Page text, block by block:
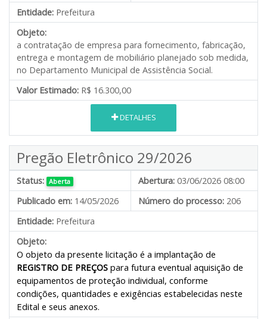
Entidade: Prefeitura
Objeto:
a contratação de empresa para fornecimento, fabricação,
entrega e montagem de mobiliário planejado sob medida,
no Departamento Municipal de Assistência Social.
Valor Estimado: R$ 16.300,00
DETALHES
Pregão Eletrônico 29/2026
Status: Aberta Abertura: 03/06/2026 08:00
Publicado em: 14/05/2026 Número do processo: 206
Entidade: Prefeitura
Objeto:
O objeto da presente licitação é a implantação de
REGISTRO DE PREÇOS para futura eventual aquisição de
equipamentos de proteção individual, conforme
condições, quantidades e exigências estabelecidas neste
Edital e seus anexos.